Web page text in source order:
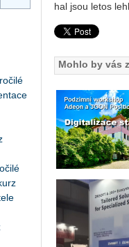
hal jsou letos
Mohlo by vás